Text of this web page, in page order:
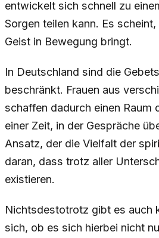
entwickelt sich schnell zu
Sorgen teilen kann. Es
Geist in Bewegung bringt.
In Deutschland sind die
beschränkt. Frauen aus
schaffen dadurch einen Raum
einer Zeit, in der Gespräche
Ansatz, der die Vielfalt der
daran, dass trotz aller
existieren.
Nichtsdestotrotz gibt es auch
sich, ob es sich hierbei nicht